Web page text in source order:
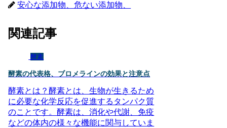
安心な添加物、危ない添加物、
関連記事
酵素
酵素の代表格、ブロメラインの効果と注意点
酵素とは？酵素とは、生物が生きるため
に必要な化学反応を促進するタンパク質
のことです。酵素は、消化や代謝、免疫
などの体内の様々な機能に関与していま